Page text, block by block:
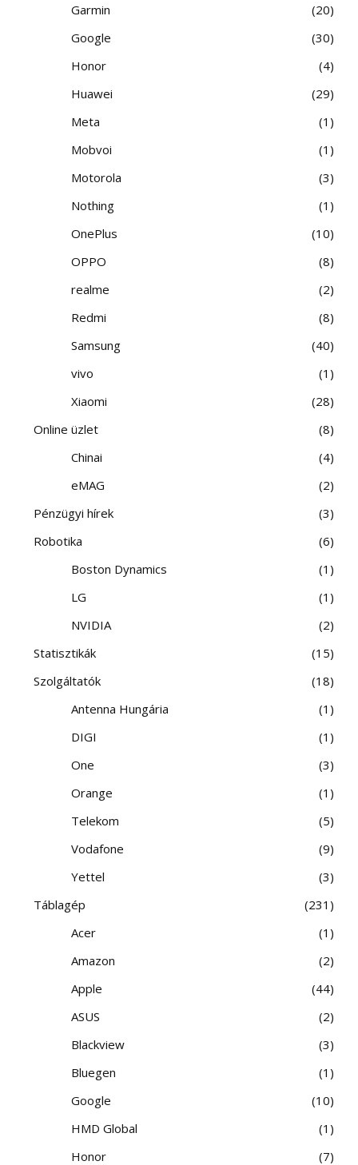
Garmin
20
Google
30
Honor
4
Huawei
29
Meta
1
Mobvoi
1
Motorola
3
Nothing
1
OnePlus
10
OPPO
8
realme
2
Redmi
8
Samsung
40
vivo
1
Xiaomi
28
Online üzlet
8
Chinai
4
eMAG
2
Pénzügyi hírek
3
Robotika
6
Boston Dynamics
1
LG
1
NVIDIA
2
Statisztikák
15
Szolgáltatók
18
Antenna Hungária
1
DIGI
1
One
3
Orange
1
Telekom
5
Vodafone
9
Yettel
3
Táblagép
231
Acer
1
Amazon
2
Apple
44
ASUS
2
Blackview
3
Bluegen
1
Google
10
HMD Global
1
Honor
7